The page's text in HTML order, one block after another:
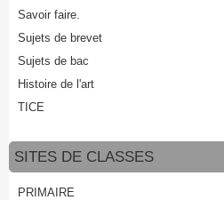
Savoir faire.
Sujets de brevet
Sujets de bac
Histoire de l'art
TICE
SITES DE CLASSES
PRIMAIRE